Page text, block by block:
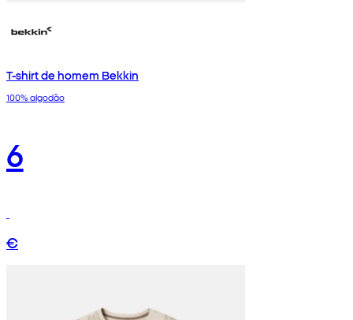
T-shirt de homem Bekkin
100% algodão
6
€